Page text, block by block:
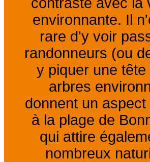
environnante. Il
rare d'y voir
randonneurs (ou
y piquer une tête
arbres
donnent un aspect
à la plage de
qui attire
nombreux